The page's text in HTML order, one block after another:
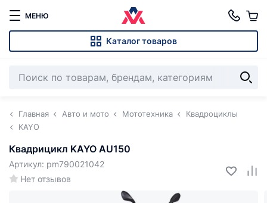
МЕНЮ
Каталог товаров
Главная Авто и мото Мототехника
Квадроциклы
KAYO
Квадрицикл KAYO AU150
Нет отзывов
Артикул: pm790021042